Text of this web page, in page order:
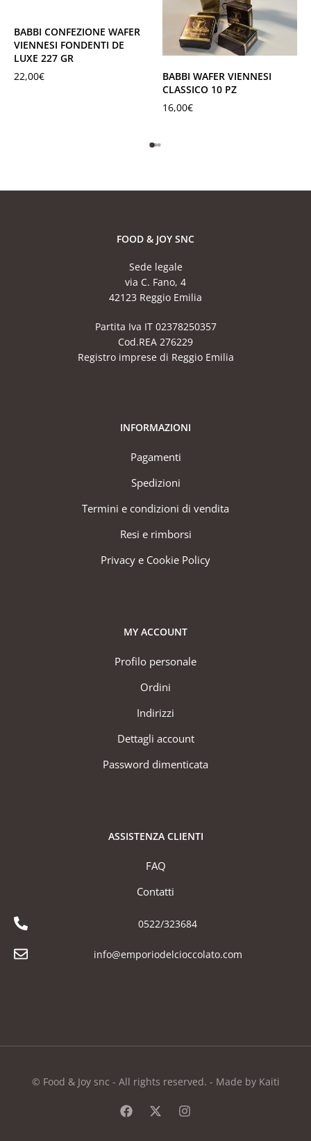
BABBI CONFEZIONE WAFER
VIENNESI FONDENTI DE
LUXE 227 GR
22,00€
BABBI WAFER VIENNESI
CLASSICO 10 PZ
16,00€
FOOD & JOY SNC
Sede legale
via C. Fano, 4
42123 Reggio Emilia
Partita Iva IT 02378250357
Cod.REA 276229
Registro imprese di Reggio Emilia
INFORMAZIONI
Pagamenti
Spedizioni
Termini e condizioni di vendita
Resi e rimborsi
Privacy e Cookie Policy
MY ACCOUNT
Profilo personale
Ordini
Indirizzi
Dettagli account
Password dimenticata
ASSISTENZA CLIENTI
FAQ
Contatti
0522/323684
info@emporiodelcioccolato.com
© Food & Joy snc - All rights reserved. - Made by Kaiti